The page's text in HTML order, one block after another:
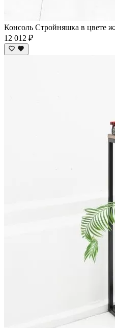
Консоль Стройняшка в цвете
12 012 ₽